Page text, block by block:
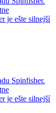
je ešte silnejší
Spinfisher.
je ešte silnejší